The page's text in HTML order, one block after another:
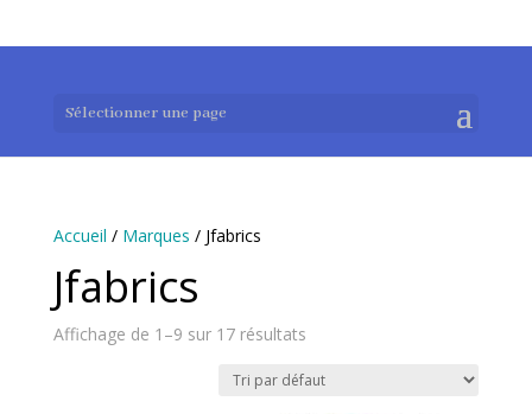
Sélectionner une page
Accueil / Marques / Jfabrics
Jfabrics
Affichage de 1–9 sur 17 résultats